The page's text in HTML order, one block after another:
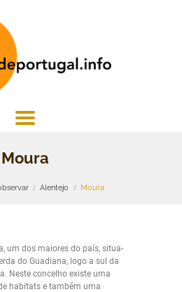
Moura
Alentejo Moura
um dos maiores do país, situa-
do Guadiana, logo a sul da
Neste concelho existe uma
habitats e também uma